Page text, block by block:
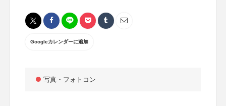
Googleカレンダーに追加
写真・フォトコン